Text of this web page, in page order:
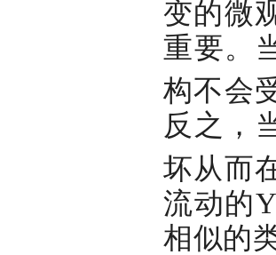
变的微
重要。
构不会
反之，
坏从而
流动的
相似的